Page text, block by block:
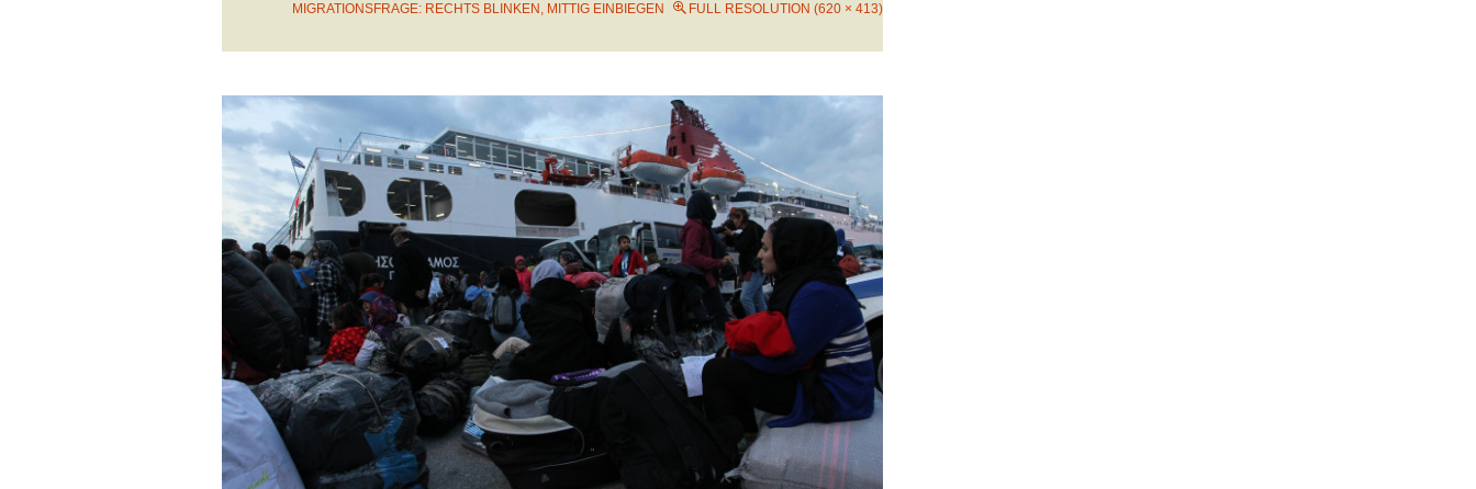
MIGRATIONSFRAGE: RECHTS BLINKEN, MITTIG EINBIEGEN
FULL RESOLUTION (620 × 413)